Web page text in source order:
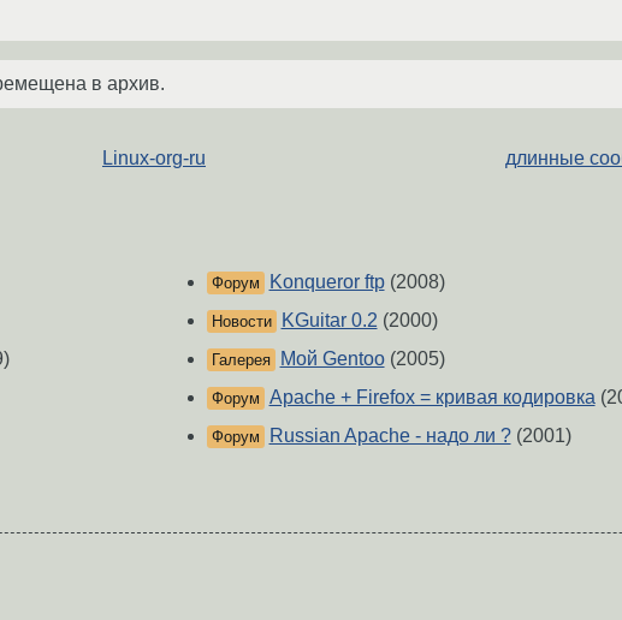
в архив.
Linux-org-ru длинные
Форум Konqueror ftp(2008)
Новости KGuitar 0.2 (2000)
Галерея Мой Gentoo(2005)
Форум Apache + Firefox = кривая кодировка
Форум Russian Apache - надо ли ?(2001)